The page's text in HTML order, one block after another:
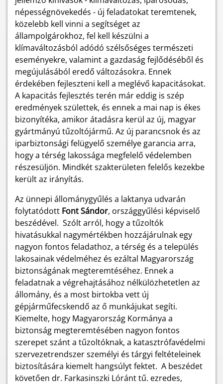
népességnövekedés - új feladatokat teremtenek,
közelebb kell vinni a segítséget az
állampolgárokhoz, fel kell készülni a
klímaváltozásból adódó szélsőséges természeti
eseményekre, valamint a gazdaság fejlődéséből és
megújulásából eredő változásokra. Ennek
érdekében fejleszteni kell a meglévő kapacitásokat.
A kapacitás fejlesztés terén már eddig is szép
eredmények születtek, és ennek a mai nap is ékes
bizonyítéka, amikor átadásra kerül az új, magyar
gyártmányú tűzoltójármű. Az új parancsnok és az
iparbiztonsági felügyelő személye garancia arra,
hogy a térség lakossága megfelelő védelemben
részesüljön. Mindkét szakterületen felelős kezekbe
került az irányítás.
Az ünnepi állománygyűlés a laktanya udvarán
folytatódott Font Sándor, országgyűlési képviselő
beszédével. Szólt arról, hogy a tűzoltók
hivatásukkal nagymértékben hozzájárulnak egy
nagyon fontos feladathoz, a térség és a település
lakosainak védelméhez és ezáltal Magyarország
biztonságának megteremtéséhez. Ennek a
feladatnak a végrehajtásához nélkülözhetetlen az
állomány, és a most birtokba vett új
gépjárműfecskendő az ő munkájukat segíti.
Kiemelte, hogy Magyarország Kormánya a
biztonság megteremtésében nagyon fontos
szerepet szánt a tűzoltóknak, a katasztrófavédelmi
szervezetrendszer személyi és tárgyi feltételeinek
biztosítására kiemelt hangsúlyt fektet. A beszédet
követően dr. Farkasinszki Lóránt tű. ezredes,